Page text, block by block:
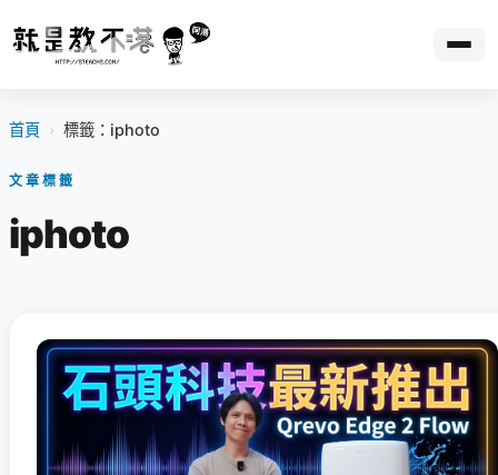
首頁 › 標籤：iphoto
文章標籤
iphoto